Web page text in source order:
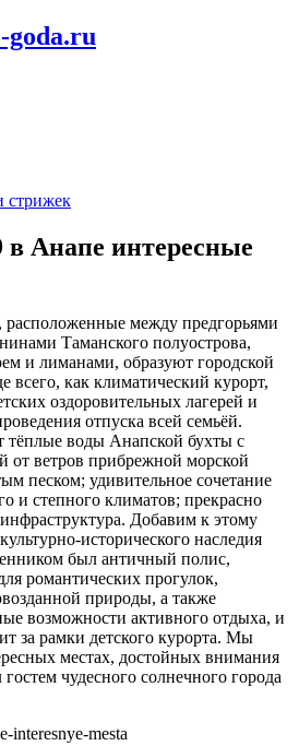
goda.ru
стрижек
в Анапе интересные
расположенные между предгорьями
Таманского полуострова,
и лиманами, образуют городской
всего, как климатический курорт,
оздоровительных лагерей и
отпуска всей семьёй.
воды Анапской бухты с
от ветров прибрежной морской
песком; удивительное сочетание
и степного климатов; прекрасно
инфраструктура. Добавим к этому
исторического наследия
был античный полис,
романтических прогулок,
природы, а также
возможности активного отдыха, и
за рамки детского курорта. Мы
местах, достойных внимания
чудесного солнечного города